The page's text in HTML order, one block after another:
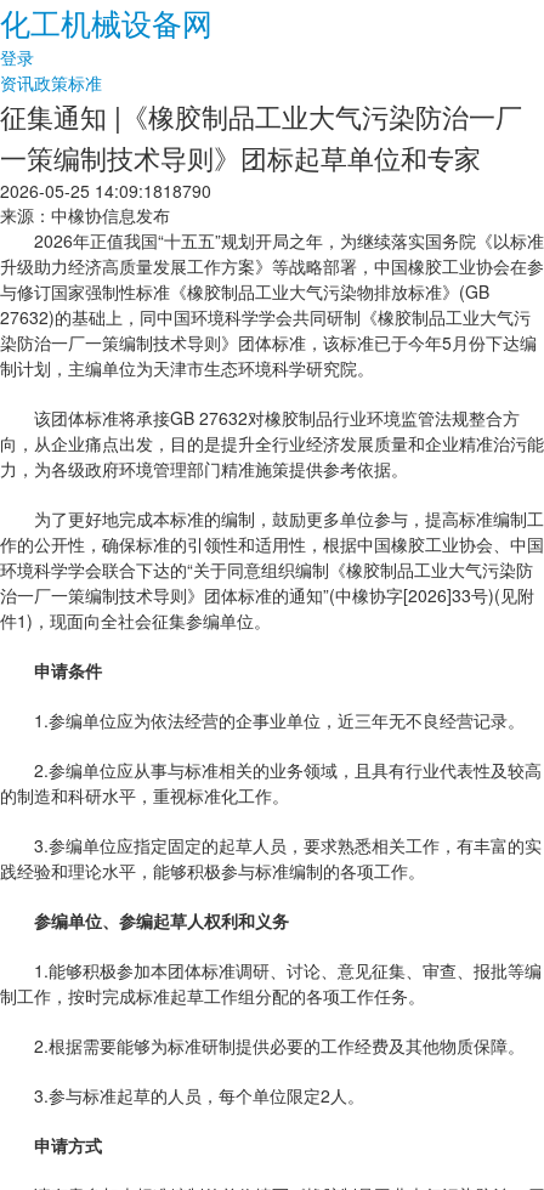
化工机械设备网
登录
资讯政策标准
征集通知 |《橡胶制品工业大气污染防治一厂
一策编制技术导则》团标起草单位和专家
2026-05-25 14:09:1818790
来源：中橡协信息发布
2026年正值我国“十五五”规划开局之年，为继续落实国务院《以标准
升级助力经济高质量发展工作方案》等战略部署，中国橡胶工业协会在参
与修订国家强制性标准《橡胶制品工业大气污染物排放标准》(GB
27632)的基础上，同中国环境科学学会共同研制《橡胶制品工业大气污
染防治一厂一策编制技术导则》团体标准，该标准已于今年5月份下达编
制计划，主编单位为天津市生态环境科学研究院。
该团体标准将承接GB 27632对橡胶制品行业环境监管法规整合方
向，从企业痛点出发，目的是提升全行业经济发展质量和企业精准治污能
力，为各级政府环境管理部门精准施策提供参考依据。
为了更好地完成本标准的编制，鼓励更多单位参与，提高标准编制工
作的公开性，确保标准的引领性和适用性，根据中国橡胶工业协会、中国
环境科学学会联合下达的“关于同意组织编制《橡胶制品工业大气污染防
治一厂一策编制技术导则》团体标准的通知”(中橡协字[2026]33号)(见附
件1)，现面向全社会征集参编单位。
申请条件
1.参编单位应为依法经营的企事业单位，近三年无不良经营记录。
2.参编单位应从事与标准相关的业务领域，且具有行业代表性及较高
的制造和科研水平，重视标准化工作。
3.参编单位应指定固定的起草人员，要求熟悉相关工作，有丰富的实
践经验和理论水平，能够积极参与标准编制的各项工作。
参编单位、参编起草人权利和义务
1.能够积极参加本团体标准调研、讨论、意见征集、审查、报批等编
制工作，按时完成标准起草工作组分配的各项工作任务。
2.根据需要能够为标准研制提供必要的工作经费及其他物质保障。
3.参与标准起草的人员，每个单位限定2人。
申请方式